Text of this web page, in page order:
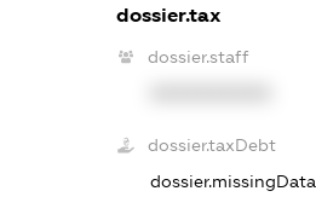
dossier.tax
dossier.staff
dossier.taxDebt
dossier.missingData